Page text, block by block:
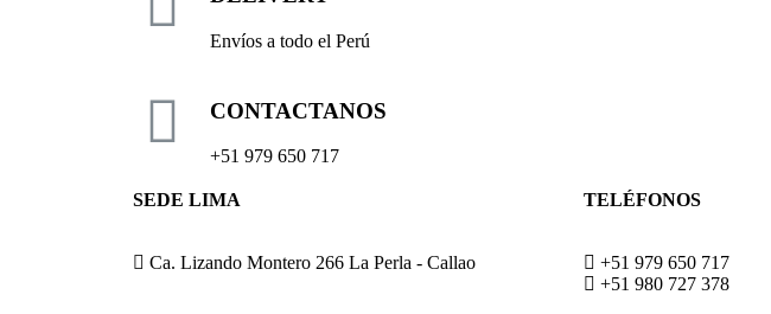
Envíos a todo el Perú
CONTACTANOS
+51 979 650 717
SEDE LIMA
Ca. Lizando Montero 266 La Perla - Callao
TELÉFONOS
+51 979 650 717
+51 980 727 378